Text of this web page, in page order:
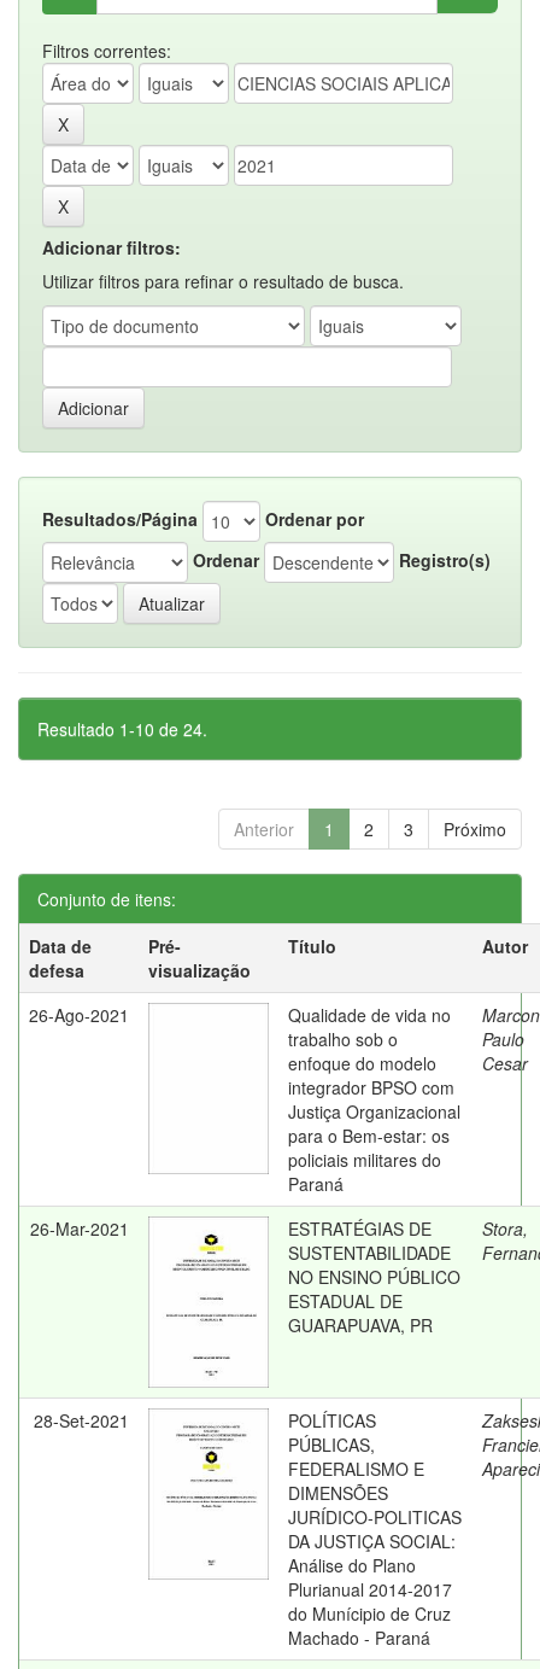
Filtros correntes:
Adicionar filtros:
Utilizar filtros para refinar o resultado de busca.
Resultados/Página
Ordenar por
Ordenar
Registro(s)
Resultado 1-10 de 24.
Anterior 1 2 3 Próximo
Conjunto de itens:
Data de
defesa
Pré-
visualização
Título Autor
26-Ago-2021
Qualidade de vida no
trabalho sob o
enfoque do modelo
integrador BPSO com
Justiça Organizacional
para o Bem-estar: os
policiais militares do
Paraná
Paulo
Cesar
26-Mar-2021
ESTRATÉGIAS DE
SUSTENTABILIDADE
NO ENSINO PÚBLICO
ESTADUAL DE
GUARAPUAVA, PR
Stora,
28-Set-2021
POLÍTICAS
PÚBLICAS,
FEDERALISMO E
DIMENSÕES
JURÍDICO-POLITICAS
DA JUSTIÇA SOCIAL:
Análise do Plano
Plurianual 2014-2017
do Munícipio de Cruz
Machado - Paraná